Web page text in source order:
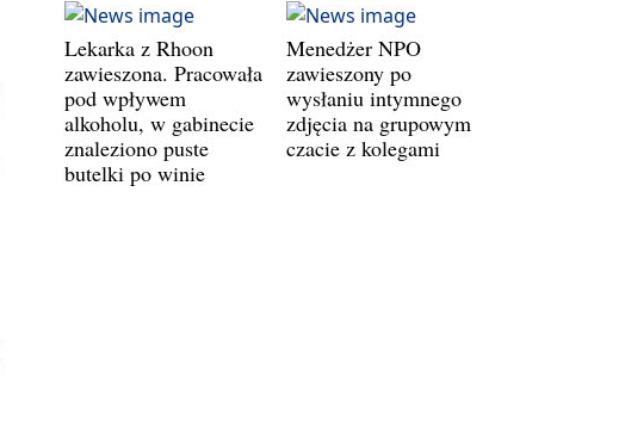
Lekarka z Rhoon
zawieszona. Pracowała
pod wpływem
alkoholu, w gabinecie
znaleziono puste
butelki po winie
Menedżer NPO
zawieszony po
wysłaniu intymnego
zdjęcia na grupowym
czacie z kolegami